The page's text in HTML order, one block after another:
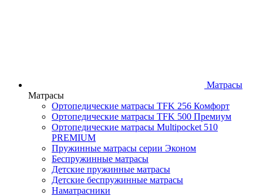
Матрасы
Матрасы
Ортопедические матрасы TFK 256 Комфорт
Ортопедические матрасы TFK 500 Премиум
Ортопедические матрасы Multipocket 510
PREMIUM
Пружинные матрасы серии Эконом
Беспружинные матрасы
Детские пружинные матрасы
Детские беспружинные матрасы
Наматрасники